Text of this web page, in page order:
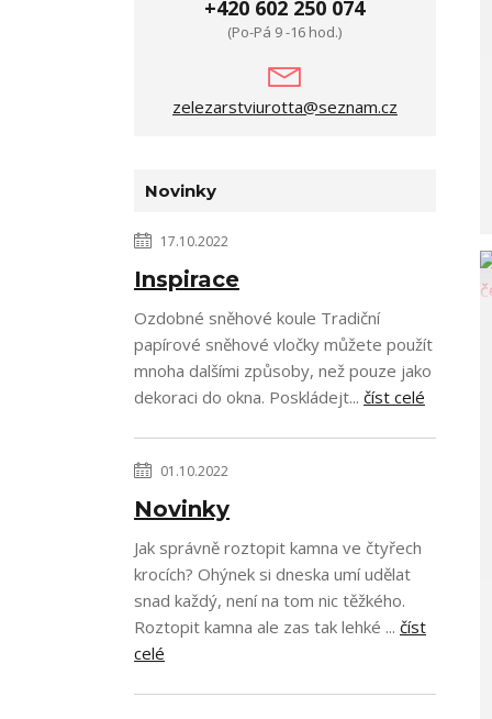
+420 602 250 074
(Po-Pá 9 -16 hod.)
zelezarstviurotta@seznam.cz
Novinky
17.10.2022
Inspirace
Ozdobné sněhové koule Tradiční
papírové sněhové vločky můžete použít
mnoha dalšími způsoby, než pouze jako
dekoraci do okna. Poskládejt... číst celé
01.10.2022
Novinky
Jak správně roztopit kamna ve čtyřech
krocích? Ohýnek si dneska umí udělat
snad každý, není na tom nic těžkého.
Roztopit kamna ale zas tak lehké ... číst
celé